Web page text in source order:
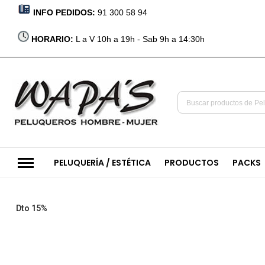
INFO PEDIDOS: 91 300 58 94
HORARIO: L a V 10h a 19h - Sab 9h a 14:30h
PELUQUERÍA / ESTÉTICA PRODUCTOS PACKS
Saltar
Dto 15%